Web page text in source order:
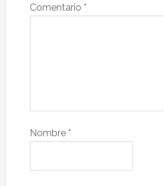
Comentario *
Nombre *